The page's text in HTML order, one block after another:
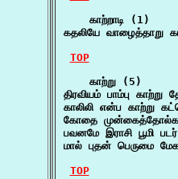
    காற்றாடி (1)
கதலியே வாழைத்தாறு
TOP
    காற்று (5)
திரவியம் பாம்பு
காலிலி என்ப காற்று
கோதை
பவனமே இராசி பூமி
மால் புதன் பெருமை
TOP